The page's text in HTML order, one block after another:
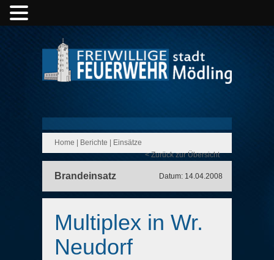
Home Berichte
Einsätze
< Zurück zur Übersicht
Brandeinsatz Datum: 14.04.2008
Multiplex in Wr.
Neudorf